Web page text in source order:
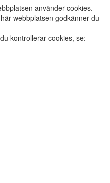
använder cookies.
webbplatsen godkänner du
kontrollerar cookies, se: